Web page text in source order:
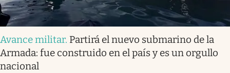
Avance militar. Partirá el nuevo submarino de la
Armada: fue construido en el país y es un orgullo
nacional